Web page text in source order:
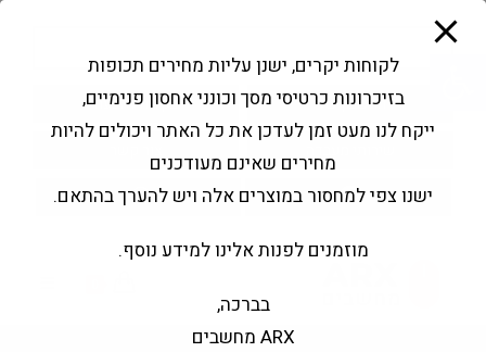
פתח סרגל נגישות
Products
search
החשבון שלי בקשה להצעה
לקוחות יקרים, ישנן עליות מחירים תכופות
בזיכרונות כרטיסי מסך וכונני אחסון פנימיים,
ייקח לנו מעט זמן לעדכן את כל האתר ויכולים להיות
מחירים שאינם מעודכנים
ישנו צפי למחסור במוצרים אלה ויש להערך בהתאם.
מוזמנים לפנות אלינו למידע נוסף.
בברכה,
ARX מחשבים